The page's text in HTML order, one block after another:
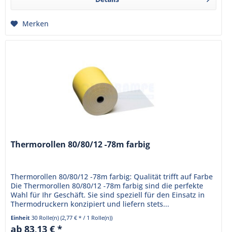
Merken
Thermorollen 80/80/12 -78m farbig
Thermorollen 80/80/12 -78m farbig: Qualität trifft auf Farbe
Die Thermorollen 80/80/12 -78m farbig sind die perfekte
Wahl für Ihr Geschäft. Sie sind speziell für den Einsatz in
Thermodruckern konzipiert und liefern stets...
Einheit30 Rolle(n)(2,77 € * / 1 Rolle(n))
ab 83,13 € *